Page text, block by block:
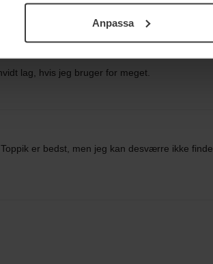
Anpassa
lag, hvis jeg bruger for meget.
er bedst, men jeg kan desværre ikke finde